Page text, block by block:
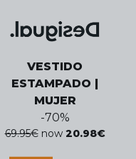
VESTIDO
ESTAMPADO |
MUJER
-70%
69.95€ now 20.98€